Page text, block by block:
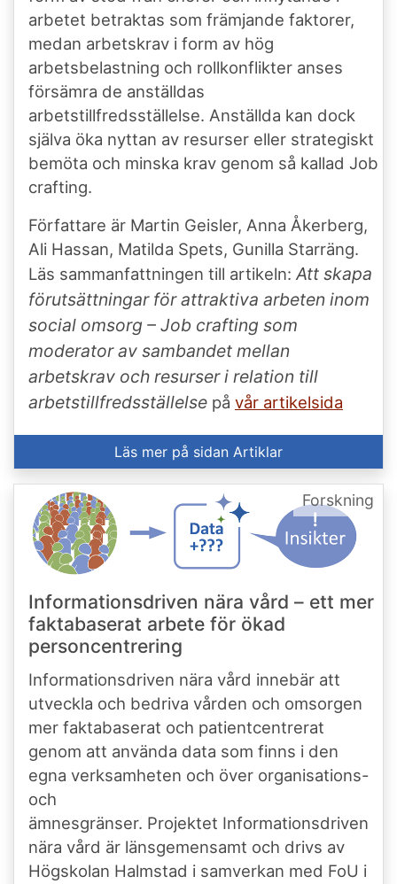
arbetet betraktas som främjande faktorer,
medan arbetskrav i form av hög
arbetsbelastning och rollkonflikter anses
försämra de anställdas
arbetstillfredsställelse. Anställda kan dock
själva öka nyttan av resurser eller strategiskt
bemöta och minska krav genom så kallad Job
crafting.
Författare är Martin Geisler, Anna Åkerberg,
Ali Hassan, Matilda Spets, Gunilla Starräng.
Läs sammanfattningen till artikeln: Att skapa
förutsättningar för attraktiva arbeten inom
social omsorg – Job crafting som
moderator av sambandet mellan
arbetskrav och resurser i relation till
arbetstillfredsställelse på vår artikelsida
Läs mer på sidan Artiklar
Forskning
Informationsdriven nära vård – ett mer
faktabaserat arbete för ökad
personcentrering
Informationsdriven nära vård innebär att
utveckla och bedriva vården och omsorgen
mer faktabaserat och patientcentrerat
genom att använda data som finns i den
egna verksamheten och över organisations-
och
ämnesgränser. Projektet Informationsdriven
nära vård är länsgemensamt och drivs av
Högskolan Halmstad i samverkan med FoU i